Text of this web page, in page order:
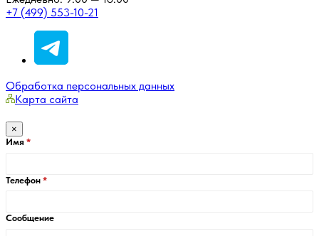
+7 (499) 553-10-21
Обработка персональных данных
Карта сайта
×
Имя
Телефон
Сообщение